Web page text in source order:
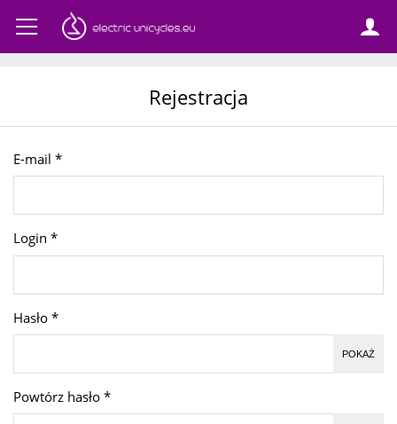
Rejestracja
E-mail *
Login *
Hasło*
POKAŻ
Powtórz hasło*